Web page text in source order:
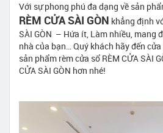
Với sự phong phú đa dạng về sản
RÈM CỬA SÀI GÒN khẳng định
SÀI GÒN – Hứa ít, Làm nhiều, mang
nhà của bạn… Quý khách hãy đến
sản phẩm rèm cửa sổ RÈM CỬA SÀI
CỬA SÀI GÒN hơn nhé!